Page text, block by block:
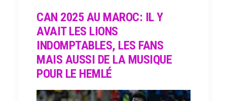
CAN 2025 AU MAROC: IL Y
AVAIT LES LIONS
INDOMPTABLES, LES FANS
MAIS AUSSI DE LA MUSIQUE
POUR LE HEMLÉ